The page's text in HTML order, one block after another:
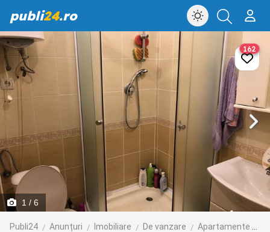
publi24.ro
1 / 6
Publi24 Anunțuri Imobiliare De vanzare Apartamente de vanzare
162